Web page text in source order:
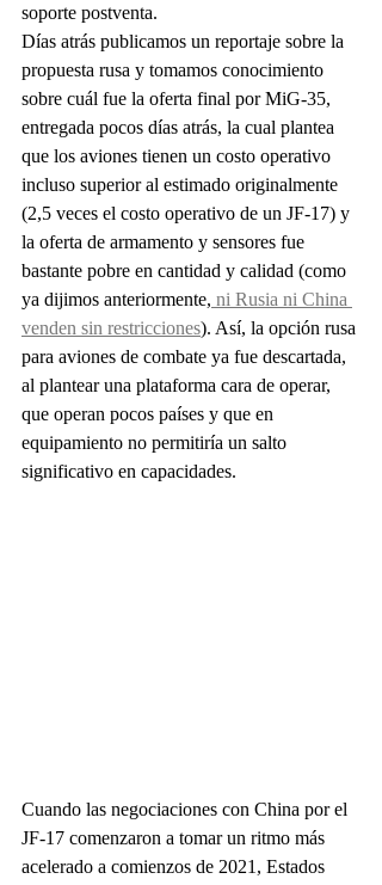
soporte postventa.
Días atrás publicamos un reportaje sobre la
propuesta rusa y tomamos conocimiento
sobre cuál fue la oferta final por MiG-35,
entregada pocos días atrás, la cual plantea
que los aviones tienen un costo operativo
incluso superior al estimado originalmente
(2,5 veces el costo operativo de un JF-17) y
la oferta de armamento y sensores fue
bastante pobre en cantidad y calidad (como
ya dijimos anteriormente, ni Rusia ni China
venden sin restricciones). Así, la opción rusa
para aviones de combate ya fue descartada,
al plantear una plataforma cara de operar,
que operan pocos países y que en
equipamiento no permitiría un salto
significativo en capacidades.
Cuando las negociaciones con China por el
JF-17 comenzaron a tomar un ritmo más
acelerado a comienzos de 2021, Estados